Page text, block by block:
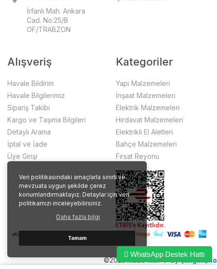
Veri politikasındaki amaçlarla sınırlı ve
mevzuata uygun şekilde çerez
konumlandırmaktayız. Detaylar için veri
politikamızı inceleyebilirsiniz.
Daha fazla bilgi
Tamam
İrfanlı Mah. Ankara
Cad. No:25/B
OF/TRABZON
Alışveriş
Havale Bildirim
Havale Bilgilerimiz
Sipariş Takibi
Kargo ve Taşıma Bilgileri
Detaylı Arama
İptal ve İade
Üye Girişi
Kategoriler
Yapı Malzemeleri
İnşaat Malzemeleri
Elektrik Malzemeleri
Hırdavat Malzemeleri
Elektrikli El Aletleri
Bahçe Malzemeleri
Fırsat Reyonu
©2023 made with ❤️ by {akgun}.io
WhatsApp Destek Hattı